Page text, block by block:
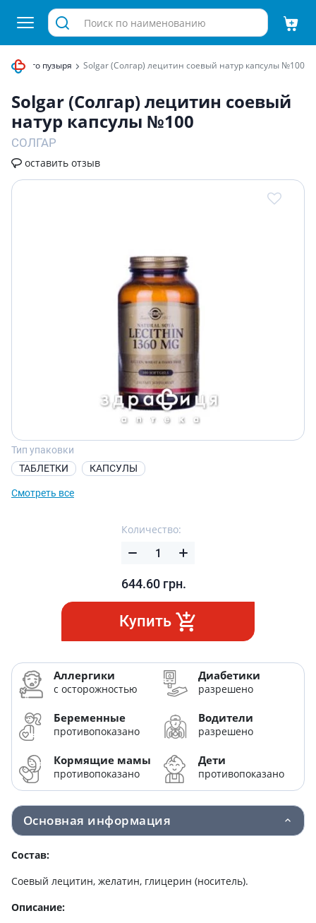
пузыря Solgar (Солгар) лецитин соевый натур капсулы №100
Solgar (Солгар) лецитин соевый
натур капсулы №100
СОЛГАР
оставить отзыв
Тип упаковки
ТАБЛЕТКИ
КАПСУЛЫ
Смотреть все
Количество:
644.60 грн.
Купить
Аллергики
с осторожностью
Диабетики
разрешено
Беременные
противопоказано
Водители
разрешено
Кормящие мамы
противопоказано
Дети
противопоказано
Основная информация
Состав:
Соевый лецитин, желатин, глицерин (носитель).
Описание: